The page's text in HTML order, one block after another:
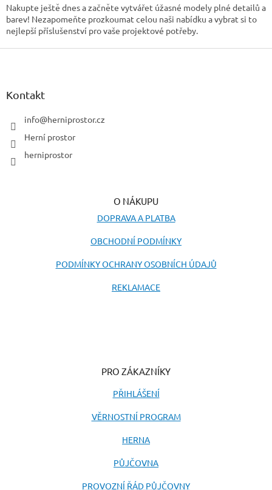
i
s
u
Nakupte ještě dnes a začněte vytvářet úžasné modely plné detailů a
barev! Nezapomeňte prozkoumat celou naši nabídku a vybrat si to
nejlepší příslušenství pro vaše projektové potřeby.
Z
Kontakt
info@herniprostor.cz
Herní prostor
herniprostor
O NÁKUPU
DOPRAVA A PLATBA
OBCHODNÍ PODMÍNKY
PODMÍNKY OCHRANY OSOBNÍCH ÚDAJŮ
REKLAMACE
PRO ZÁKAZNÍKY
PŘIHLÁŠENÍ
VĚRNOSTNÍ PROGRAM
HERNA
PŮJČOVNA
PROVOZNÍ ŘÁD PŮJČOVNY